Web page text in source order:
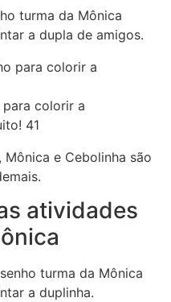
turma da Mônica
a dupla de amigos.
colorir a
41
e Cebolinha são
atividades
turma da Mônica
a duplinha.